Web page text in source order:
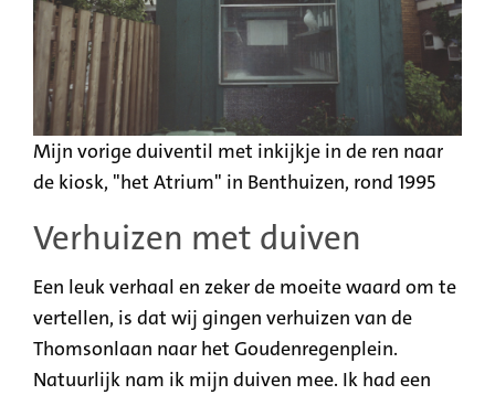
Mijn vorige duiventil met inkijkje in de ren naar
de kiosk, "het Atrium" in Benthuizen, rond 1995
Verhuizen met duiven
Een leuk verhaal en zeker de moeite waard om te
vertellen, is dat wij gingen verhuizen van de
Thomsonlaan naar het Goudenregenplein.
Natuurlijk nam ik mijn duiven mee. Ik had een